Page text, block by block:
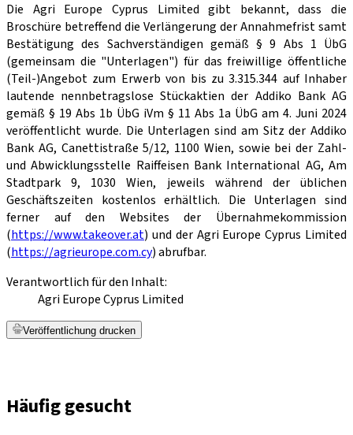
Die Agri Europe Cyprus Limited gibt bekannt, dass die
Broschüre betreffend die Verlängerung der Annahmefrist samt
Bestätigung des Sachverständigen gemäß § 9 Abs 1 ÜbG
(gemeinsam die "Unterlagen") für das freiwillige öffentliche
(Teil-)Angebot zum Erwerb von bis zu 3.315.344 auf Inhaber
lautende nennbetragslose Stückaktien der Addiko Bank AG
gemäß § 19 Abs 1b ÜbG iVm § 11 Abs 1a ÜbG am 4. Juni 2024
veröffentlicht wurde. Die Unterlagen sind am Sitz der Addiko
Bank AG, Canettistraße 5/12, 1100 Wien, sowie bei der Zahl-
und Abwicklungsstelle Raiffeisen Bank International AG, Am
Stadtpark 9, 1030 Wien, jeweils während der üblichen
Geschäftszeiten kostenlos erhältlich. Die Unterlagen sind
ferner auf den Websites der Übernahmekommission
(https://www.takeover.at) und der Agri Europe Cyprus Limited
(https://agrieurope.com.cy) abrufbar.
Verantwortlich für den Inhalt:
Agri Europe Cyprus Limited
Veröffentlichung drucken
Häufig gesucht